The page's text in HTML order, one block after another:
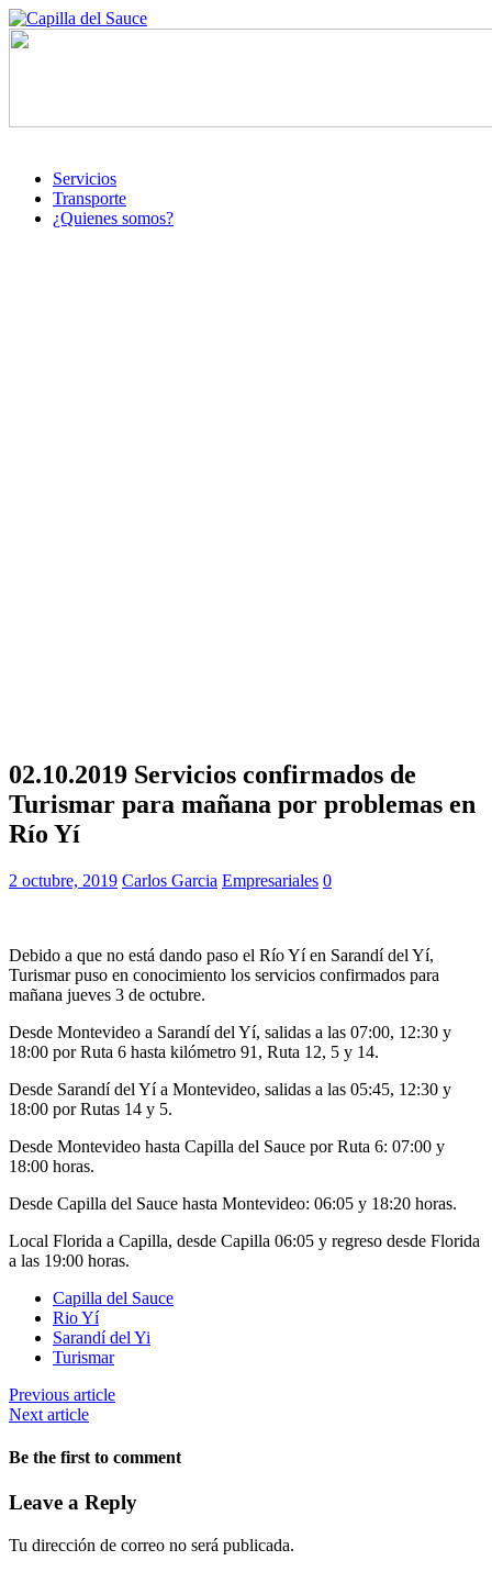
Servicios
Transporte
¿Quienes somos?
02.10.2019 Servicios confirmados de
Turismar para mañana por problemas en
Río Yí
2 octubre, 2019 Carlos Garcia Empresariales 0
Debido a que no está dando paso el Río Yí en Sarandí del Yí,
Turismar puso en conocimiento los servicios confirmados para
mañana jueves 3 de octubre.
Desde Montevideo a Sarandí del Yí, salidas a las 07:00, 12:30 y
18:00 por Ruta 6 hasta kilómetro 91, Ruta 12, 5 y 14.
Desde Sarandí del Yí a Montevideo, salidas a las 05:45, 12:30 y
18:00 por Rutas 14 y 5.
Desde Montevideo hasta Capilla del Sauce por Ruta 6: 07:00 y
18:00 horas.
Desde Capilla del Sauce hasta Montevideo: 06:05 y 18:20 horas.
Local Florida a Capilla, desde Capilla 06:05 y regreso desde Florida
a las 19:00 horas.
Capilla del Sauce
Rio Yí
Sarandí del Yi
Turismar
Previous article
Next article
Be the first to comment
Leave a Reply
Tu dirección de correo no será publicada.